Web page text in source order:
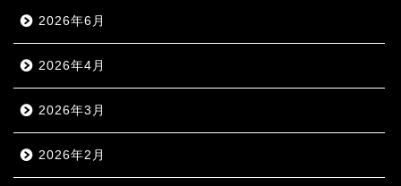
2026年6月
2026年4月
2026年3月
2026年2月